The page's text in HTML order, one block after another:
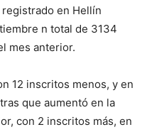
en Hellín
n total de 3134
mes anterior.
12 inscritos menos, y en
que aumentó en la
con 2 inscritos más, en